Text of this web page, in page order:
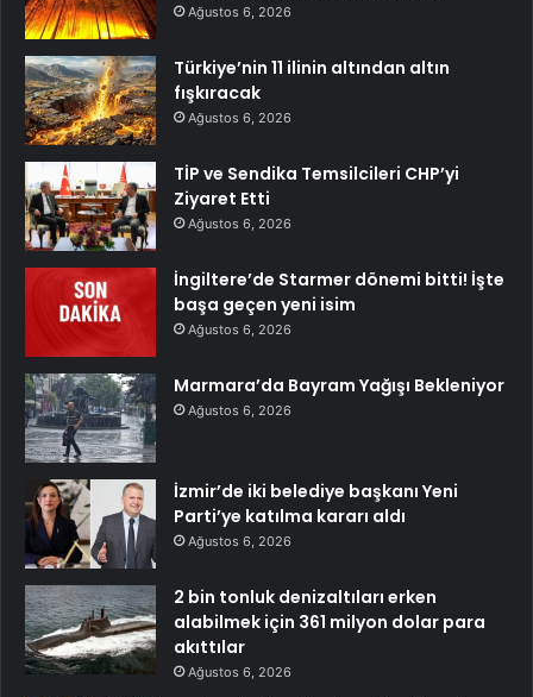
Ağustos 6, 2026
Türkiye’nin 11 ilinin altından altın
fışkıracak
Ağustos 6, 2026
TİP ve Sendika Temsilcileri CHP’yi
Ziyaret Etti
Ağustos 6, 2026
İngiltere’de Starmer dönemi bitti! İşte
başa geçen yeni isim
Ağustos 6, 2026
Marmara’da Bayram Yağışı Bekleniyor
Ağustos 6, 2026
İzmir’de iki belediye başkanı Yeni
Parti’ye katılma kararı aldı
Ağustos 6, 2026
2 bin tonluk denizaltıları erken
alabilmek için 361 milyon dolar para
akıttılar
Ağustos 6, 2026